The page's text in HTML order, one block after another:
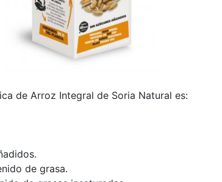
de Arroz Integral de Soria Natural es:
de grasa.